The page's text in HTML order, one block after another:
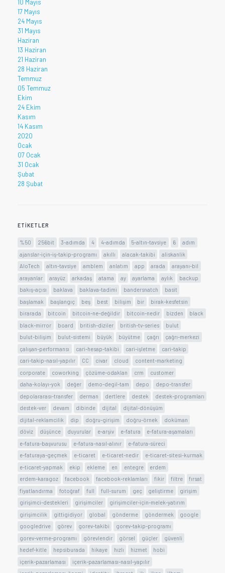
10 Mayıs
17 Mayıs
24 Mayıs
31 Mayıs
Haziran
13 Haziran
21 Haziran
28 Haziran
Temmuz
05 Temmuz
Ekim
24 Ekim
Kasım
14 Kasım
2020
Ocak
07 Ocak
31 Ocak
Şubat
28 Şubat
ETIKETLER
%50 256bit 3-adımda 4 4-adımda 5-altın-tavsiye 6
adım
ajanslar-için-iş-takip-programı
akıllı alacak-takibi
aliskanlik
AloTech
altın-tavsiye amblem anlatım app arada
arayanı-bil
arayanlar
arayüz arkadaş atama ay ayarlama aylık
backup
bakış-açısı
baklava baklava-tadimi bandersnatch
basit
başlamak
başlangıç beş best bilişim bir
birak-kesfetsin
birarada
bitcoin bitcoin-ne-değildir bitcoin-nedir bizden
black
black-mirror
board british-diziler british-tv-series
bulut
bulut-bilişim
bulut-sistemi büyük büyütme çağrı
çağrı-merkezi
çalışan-performansı
cari-hesap-takibi cari-işletme
cari-takip
cari-takip-nasıl-yapılır
CC civar cloud
content-marketing
corporate
coworking çözüme-odaklan crm
customer
daha-kolayı-yok
değer demo-degil-tam depo
depo-transfer
depolararası-transfer
derman dertlere destek
destek-programları
destek-ver
devam dibinde dijital
dijital-dönüşüm
dijital-reklamcilik
dip doğru-girişim doğru-örnek
doküman
döviz
düşünce duyurular e-arşiv e-fatura
e-fatura-aşamaları
e-fatura-başvurusu
e-fatura-nasıl-alınır
e-fatura-süreci
e-faturaya-geçmek
e-ticaret e-ticaret-nedir
e-ticaret-sitesi-kurmak
e-ticaret-yapmak
ekip ekleme en entegre
erdem
erdem-karagoz
facebook facebook-reklamları fikir filtre
fırsat
fiyatlandırma
fotoğraf full full-surum geç geliştirme
girişim
girişimci-destekleri
girişimciler
girişimciler-için-melek-yatırım
girişimcilik
gittigidiyor global gönderme göndermek
google
googledrive
görev gorev-takibi
gorev-takip-programı
gorev-verme-programı
görevlendir görsel güçler
güvenli
hedef-kitle
hepsiburada hikaye hızlı hizmet
hobi
içerik-pazarlaması
içerik-pazarlaması-nasıl-yapılır